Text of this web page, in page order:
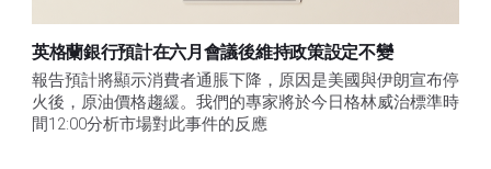
英格蘭銀行預計在六月會議後維持政策設定不變
報告預計將顯示消費者通脹下降，原因是美國與伊朗宣布停
火後，原油價格趨緩。我們的專家將於今日格林威治標準時
間12:00分析市場對此事件的反應